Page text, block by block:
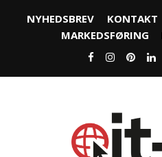
NYHEDSBREV KONTAKT
MARKEDSFØRING